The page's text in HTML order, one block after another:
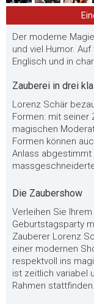
Der moderne
und viel Humor.
Englisch und in
Zauberei in drei
Lorenz Schär
Formen: mit seiner
magischen
Formen können
Anlass
Die Zaubershow
Verleihen Sie
Geburtstagsparty
Zauberer Lorenz
einer modernen
respektvoll ins
ist zeitlich variabel
Rahmen stattfinden.